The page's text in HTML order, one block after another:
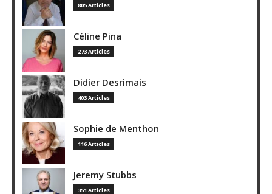
805 Articles
Céline Pina
273 Articles
Didier Desrimais
403 Articles
Sophie de Menthon
116 Articles
Jeremy Stubbs
351 Articles